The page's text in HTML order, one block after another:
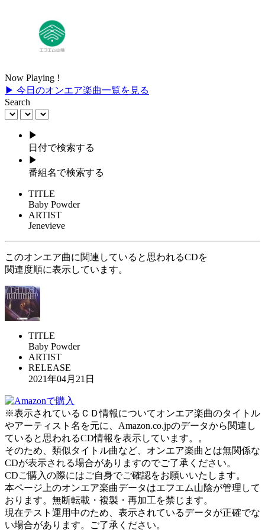
Now Playing !
▶ 今日のオンエア楽曲一覧を見る
Search
▶
日付で検索する
▶
番組名で検索する
TITLE
Baby Powder
ARTIST
Jenevieve
このオンエア曲に関連していると思われるCDを
関連度順に表示しています。
TITLE
Baby Powder
ARTIST
RELEASE
2021年04月21日
※表示されているＣＤ情報についてオンエア楽曲のタイトル
やアーティスト名を元に、Amazon.co.jpのデータから関連し
ていると思われるCD情報を表示しています。。
そのため、類似タイトル曲など、オンエア楽曲とは無関係な
CDが表示される場合がありますのでご了承ください。
CDご購入の際にはご自身でご確認をお願いいたします。
本ページ上のオンエア楽曲データはエフエム山陰が管理して
おります。無断転載・複製・再加工を禁じます。
現在テスト運用中のため、表示されているデータが正確でな
い場合があります。ご了承ください。